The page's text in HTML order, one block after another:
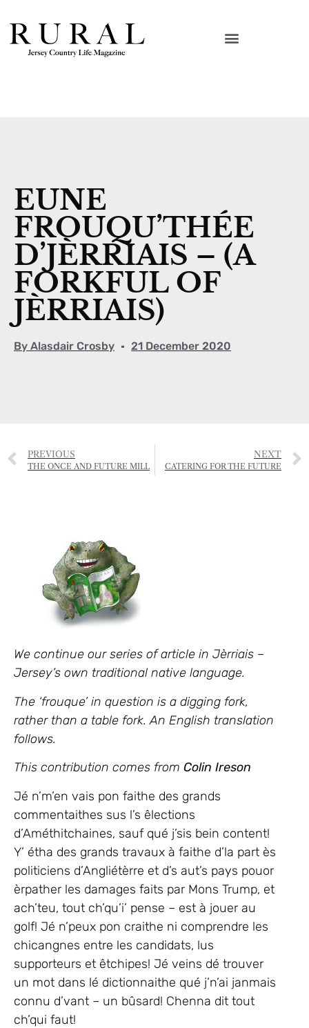
EUNE
FROUQU’THÉE
D’JÈRRIAIS – (A
FORKFUL OF
JÈRRIAIS)
By Alasdair Crosby 21 December 2020
PREVIOUS
THE ONCE AND FUTURE MILL
NEXT
CATERING FOR THE FUTURE
We continue our series of article in Jèrriais –
Jersey’s own traditional native language.
The ‘frouque’ in question is a digging fork,
rather than a table fork. An English translation
follows.
This contribution comes from Colin Ireson
Jé n’m’en vais pon faithe des grands
commentaithes sus l’s êlections
d’Améthitchaines, sauf qué j’sis bein content!
Y’ étha des grands travaux à faithe d’la part ès
politiciens d’Angliétèrre et d’s aut’s pays pouor
èrpather les damages faits par Mons Trump, et
ach’teu, tout ch’qu’i’ pense – est à jouer au
golf! Jé n’peux pon craithe ni comprendre les
chicangnes entre les candidats, lus
supporteurs et êtchipes! Jé veins dé trouver
un mot dans lé dictionnaithe qué j’n’ai janmais
connu d’vant – un bûsard! Chenna dit tout
ch’qui faut!